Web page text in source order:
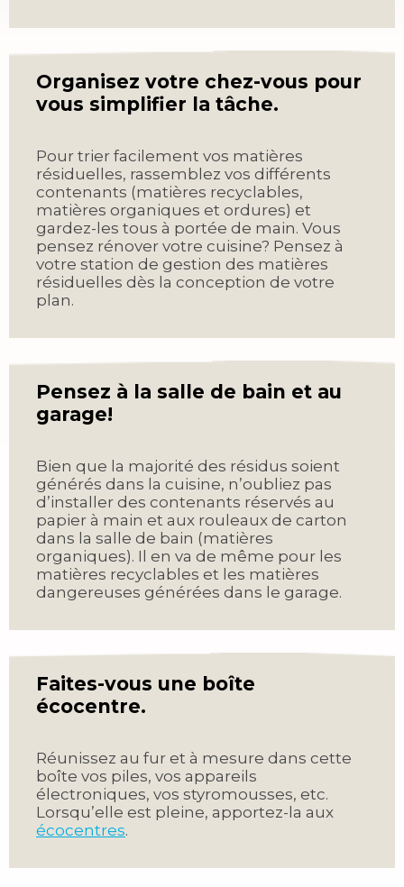
Organisez votre chez-vous pour
vous simplifier la tâche.
Pour trier facilement vos matières
résiduelles, rassemblez vos différents
contenants (matières recyclables,
matières organiques et ordures) et
gardez-les tous à portée de main. Vous
pensez rénover votre cuisine? Pensez à
votre station de gestion des matières
résiduelles dès la conception de votre
plan.
Pensez à la salle de bain et au
garage!
Bien que la majorité des résidus soient
générés dans la cuisine, n’oubliez pas
d’installer des contenants réservés au
papier à main et aux rouleaux de carton
dans la salle de bain (matières
organiques). Il en va de même pour les
matières recyclables et les matières
dangereuses générées dans le garage.
Faites-vous une boîte
écocentre.
Réunissez au fur et à mesure dans cette
boîte vos piles, vos appareils
électroniques, vos styromousses, etc.
Lorsqu’elle est pleine, apportez-la aux
écocentres.